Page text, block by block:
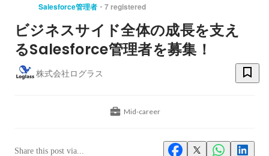
Salesforce管理者 7 registered
ビジネスサイド全体の成長を支え
るSalesforce管理者を募集！
株式会社ログラス
Mid-career
Share this post via...